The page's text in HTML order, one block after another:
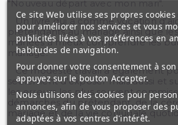
"Nouveau départ avec mon mari".
Un livre qui a comme vocation
prétendants au mariage ainsi que
mariées à mieux comprendre les
mariage.
Ce modeste travail a également
seulement d'exposer mais aussi et
les erreurs les plus souvent
démarches du prétendant, de la
mariage et de la vie conjugale
Ce site Web utilise ses propres
pour améliorer nos services et vous
publicités liées à vos préférences en
habitudes de navigation.
Pour donner votre consentement à
appuyez sur le bouton Accepter.
Nous utilisons des cookies pour
annonces, afin de vous proposer des
adaptées à vos centres d'intérêt.